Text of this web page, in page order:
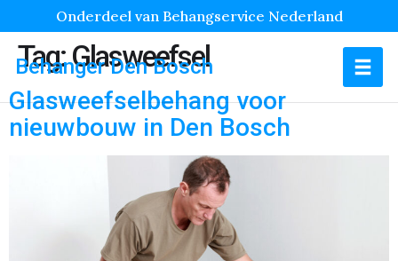
Onderdeel van Behangservice Nederland
Behanger Den Bosch
Tag:Glasweefsel
Glasweefselbehang voor
nieuwbouw in Den Bosch